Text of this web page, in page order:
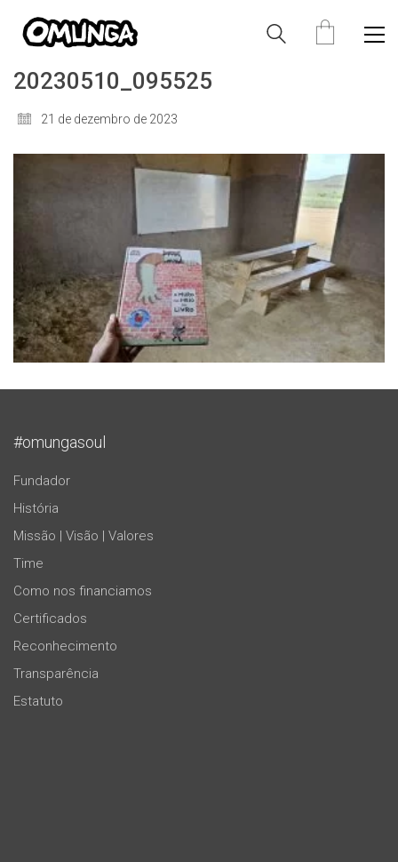
20230510_095525
21 de dezembro de 2023
#omungasoul
Fundador
História
Missão | Visão | Valores
Time
Como nos financiamos
Certificados
Reconhecimento
Transparência
Estatuto